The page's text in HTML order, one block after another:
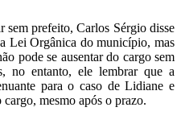
sem prefeito, Carlos Sérgio disse
Lei Orgânica do município, mas
pode se ausentar do cargo sem
no entanto, ele lembrar que a
para o caso de Lidiane e
mesmo após o prazo.